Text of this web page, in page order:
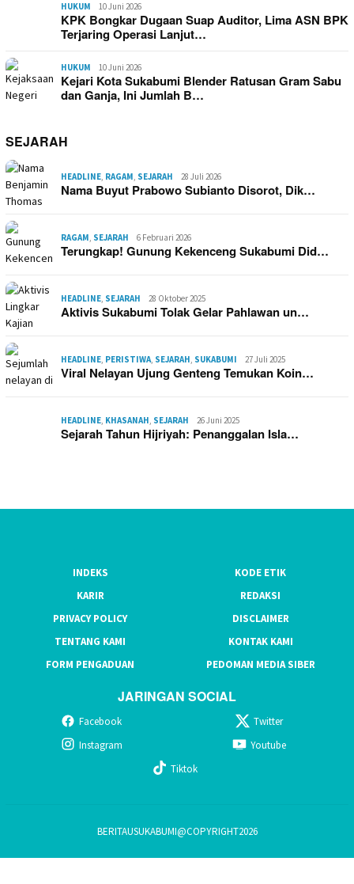
HUKUM 10 Juni 2026
KPK Bongkar Dugaan Suap Auditor, Lima ASN BPK
Terjaring Operasi Lanjut…
HUKUM 10 Juni 2026
Kejari Kota Sukabumi Blender Ratusan Gram Sabu
dan Ganja, Ini Jumlah B…
SEJARAH
HEADLINE, RAGAM, SEJARAH 28 Juli 2026
Nama Buyut Prabowo Subianto Disorot, Dik…
RAGAM, SEJARAH 6 Februari 2026
Terungkap! Gunung Kekenceng Sukabumi Did…
HEADLINE, SEJARAH 28 Oktober 2025
Aktivis Sukabumi Tolak Gelar Pahlawan un…
HEADLINE, PERISTIWA, SEJARAH, SUKABUMI 27 Juli 2025
Viral Nelayan Ujung Genteng Temukan Koin…
HEADLINE, KHASANAH, SEJARAH 26 Juni 2025
Sejarah Tahun Hijriyah: Penanggalan Isla…
INDEKS
KODE ETIK
KARIR
REDAKSI
PRIVACY POLICY
DISCLAIMER
TENTANG KAMI
KONTAK KAMI
FORM PENGADUAN
PEDOMAN MEDIA SIBER
JARINGAN SOCIAL
Facebook
Twitter
Instagram
Youtube
Tiktok
BERITAUSUKABUMI@COPYRIGHT2026